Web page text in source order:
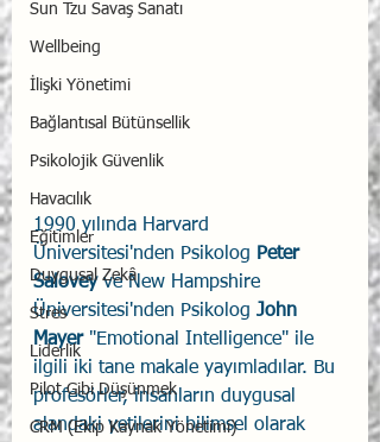
Sun Tzu Savaş Sanatı
Wellbeing
İlişki Yönetimi
Bağlantısal Bütünsellik
Psikolojik Güvenlik
Havacılık
Eğitimler
Duygusal Zekâ
Stres
Liderlik
Pilot Gibi Düşünmek
CRM (Ekip Kaynak Yönetimi)
1990 yılında Harvard
Üniversitesi'nden Psikolog Peter
Salovey ve New Hampshire
Üniversitesi'nden Psikolog John
Mayer "Emotional Intelligence" ile
ilgili iki tane makale yayımladılar. Bu
profesörler, insanların duygusal
alandaki yetilerini bilimsel olarak